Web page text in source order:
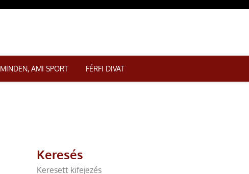
MINDEN, AMI SPORT FÉRFI DIVAT
Keresés
Keresett kifejezés